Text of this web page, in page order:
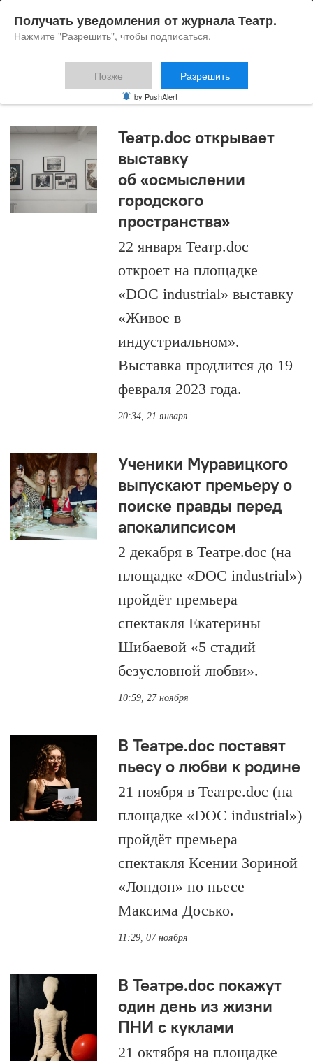
DOC industrial
Театр.doc открывает
выставку
об «осмыслении
городского
пространства»
22 января Театр.doc
откроет на площадке
«DOC industrial» выставку
«Живое в
индустриальном».
Выставка продлится до 19
февраля 2023 года.
20:34, 21 января
Ученики Муравицкого
выпускают премьеру о
поиске правды перед
апокалипсисом
2 декабря в Театре.doc (на
площадке «DOC industrial»)
пройдёт премьера
спектакля Екатерины
Шибаевой «5 стадий
безусловной любви».
10:59, 27 ноября
В Театре.doc поставят
пьесу о любви к родине
21 ноября в Театре.doc (на
площадке «DOC industrial»)
пройдёт премьера
спектакля Ксении Зориной
«Лондон» по пьесе
Максима Досько.
11:29, 07 ноября
В Театре.doc покажут
один день из жизни
ПНИ с куклами
21 октября на площадке
Получать уведомления от журнала Театр.
Нажмите "Разрешить", чтобы подписаться.
Позже Разрешить
by PushAlert